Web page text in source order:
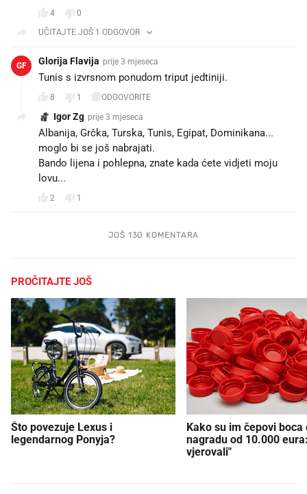
4
0
UČITAJTE JOŠ 1 ODGOVOR
GF Glorija Flavija prije 3 mjeseca
Tunis s izvrsnom ponudom triput jedtiniji.
8 1 ODGOVORITE
Igor Zg prije 3 mjeseca
Albanija, Grčka, Turska, Tunis, Egipat, Dominikana...
moglo bi se još nabrajati.
Bando lijena i pohlepna, znate kada ćete vidjeti moju
lovu...
2 1
JOŠ 130 KOMENTARA
PROČITAJTE JOŠ
Što povezuje Lexus i
legendarnog Ponyja?
Kako su im čepovi boca
nagradu od 10.000
vjerovali"